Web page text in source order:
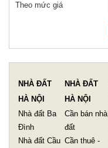
Theo mức giá
NHÀ ĐẤT
HÀ NỘI
Nhà đất Ba
Đình
Nhà đất Cầu
NHÀ ĐẤT
HÀ NỘI
Cần bán nhà
đất
Cần thuê -